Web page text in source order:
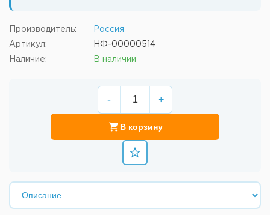
Производитель: Россия
Артикул: НФ-00000514
Наличие: В наличии
- +
В корзину